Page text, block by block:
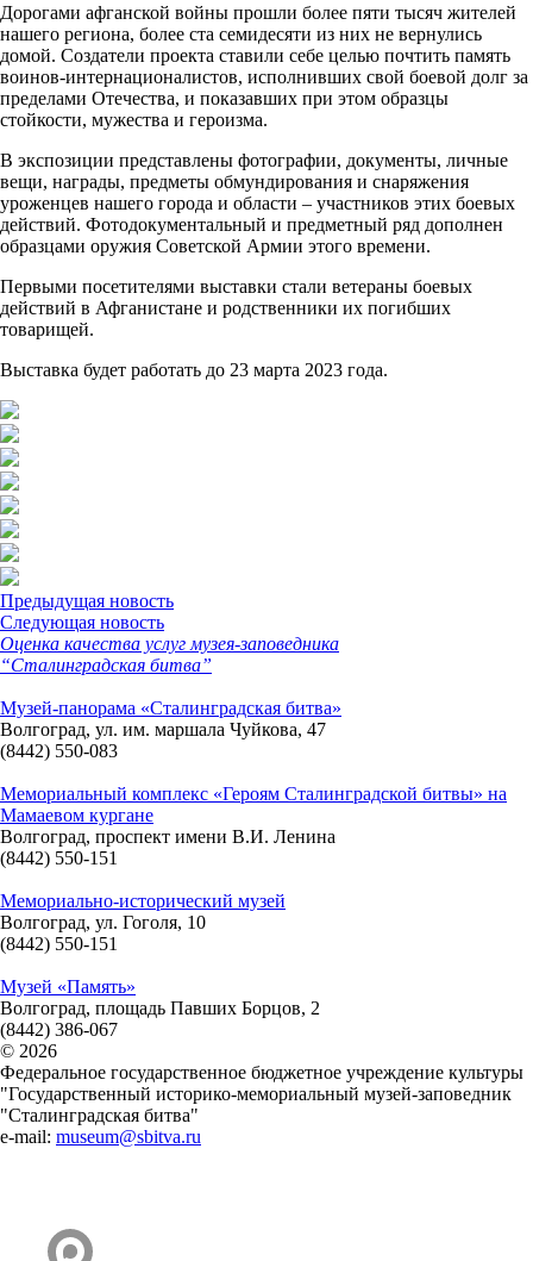
Дорогами афганской войны прошли более пяти тысяч жителей
нашего региона, более ста семидесяти из них не вернулись
домой. Создатели проекта ставили себе целью почтить память
воинов-интернационалистов, исполнивших свой боевой долг за
пределами Отечества, и показавших при этом образцы
стойкости, мужества и героизма.
В экспозиции представлены фотографии, документы, личные
вещи, награды, предметы обмундирования и снаряжения
уроженцев нашего города и области – участников этих боевых
действий. Фотодокументальный и предметный ряд дополнен
образцами оружия Советской Армии этого времени.
Первыми посетителями выставки стали ветераны боевых
действий в Афганистане и родственники их погибших
товарищей.
Выставка будет работать до 23 марта 2023 года.
Предыдущая новость
Следующая новость
Оценка качества услуг музея-заповедника
“Сталинградская битва”
Музей-панорама «Сталинградская битва»
Волгоград, ул. им. маршала Чуйкова, 47
(8442) 550-083
Мемориальный комплекс «Героям Сталинградской битвы» на
Мамаевом кургане
Волгоград, проспект имени В.И. Ленина
(8442) 550-151
Мемориально-исторический музей
Волгоград, ул. Гоголя, 10
(8442) 550-151
Музей «Память»
Волгоград, площадь Павших Борцов, 2
(8442) 386-067
© 2026
Федеральное государственное бюджетное учреждение культуры
"Государственный историко-мемориальный музей-заповедник
"Сталинградская битва"
e-mail: museum@sbitva.ru